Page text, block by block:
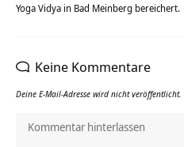
Yoga Vidya in Bad Meinberg bereichert.
Keine Kommentare
Deine E-Mail-Adresse wird nicht veröffentlicht.